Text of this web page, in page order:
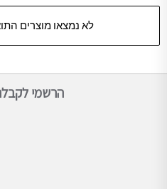
לא נמצאו מוצרים
הרשמי